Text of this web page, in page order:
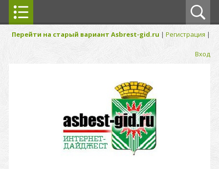
Перейти на старый вариант Asbrest-gid.ru | Регистрация |
Вход